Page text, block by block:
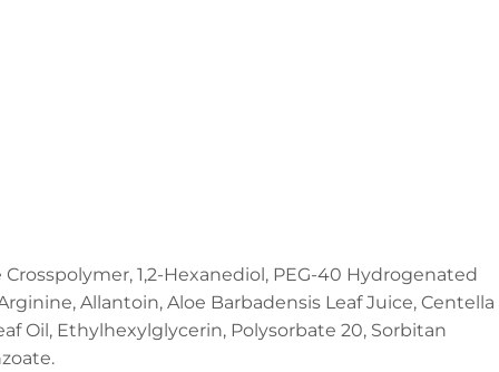
1,2-Hexanediol, PEG-40 Hydrogenated
Allantoin, Aloe Barbadensis Leaf Juice, Centella
Oil, Ethylhexylglycerin, Polysorbate 20, Sorbitan